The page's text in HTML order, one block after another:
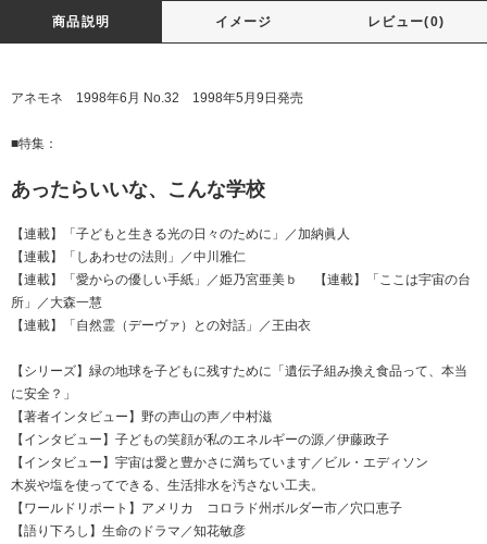
商品説明 イメージ レビュー(0)
アネモネ 1998年6月 No.32 1998年5月9日発売
■特集：
あったらいいな、こんな学校
【連載】「子どもと生きる光の日々のために」／加納眞人
【連載】「しあわせの法則」／中川雅仁
【連載】「愛からの優しい手紙」／姫乃宮亜美ｂ 【連載】「ここは宇宙の台
所」／大森一慧
【連載】「自然霊（デーヴァ）との対話」／王由衣
【シリーズ】緑の地球を子どもに残すために「遺伝子組み換え食品って、本当
に安全？」
【著者インタビュー】野の声山の声／中村滋
【インタビュー】子どもの笑顔が私のエネルギーの源／伊藤政子
【インタビュー】宇宙は愛と豊かさに満ちています／ビル・エディソン
木炭や塩を使ってできる、生活排水を汚さない工夫。
【ワールドリポート】アメリカ コロラド州ボルダー市／穴口恵子
【語り下ろし】生命のドラマ／知花敏彦